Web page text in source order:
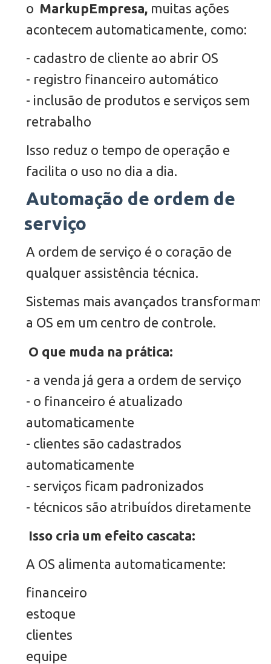
o MarkupEmpresa,muitas ações
acontecem automaticamente, como:
- cadastro de cliente ao abrir OS
- registro financeiro automático
- inclusão de produtos e serviços sem
retrabalho
Isso reduz o tempo de operação e
facilita o uso no dia a dia.
Automação de ordem de
serviço
A ordem de serviço é o coração de
qualquer assistência técnica.
Sistemas mais avançados transformam
a OS em um centro de controle.
O que muda na prática:
- a venda já gera a ordem de serviço
- o financeiro é atualizado
automaticamente
- clientes são cadastrados
automaticamente
- serviços ficam padronizados
- técnicos são atribuídos diretamente
Isso cria um efeito cascata:
A OS alimenta automaticamente:
financeiro
estoque
clientes
equipe